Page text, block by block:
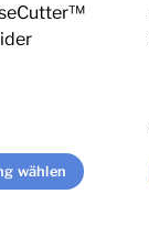
wählen